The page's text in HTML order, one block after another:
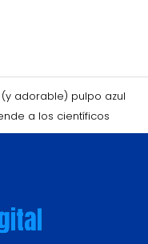
adorable) pulpo azul
a los científicos